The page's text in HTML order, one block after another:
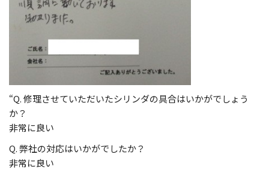
“Q. 修理させていただいたシリンダの具合はいかがでしょう
か？
非常に良い
Q. 弊社の対応はいかがでしたか？
非常に良い